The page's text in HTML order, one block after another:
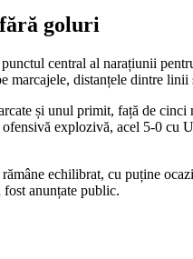
goluri
central al narațiunii
marcajele, distanțele dintre
și unul primit, față de cinci
explozivă, acel 5-0 cu
echilibrat, cu puține
anunțate public.